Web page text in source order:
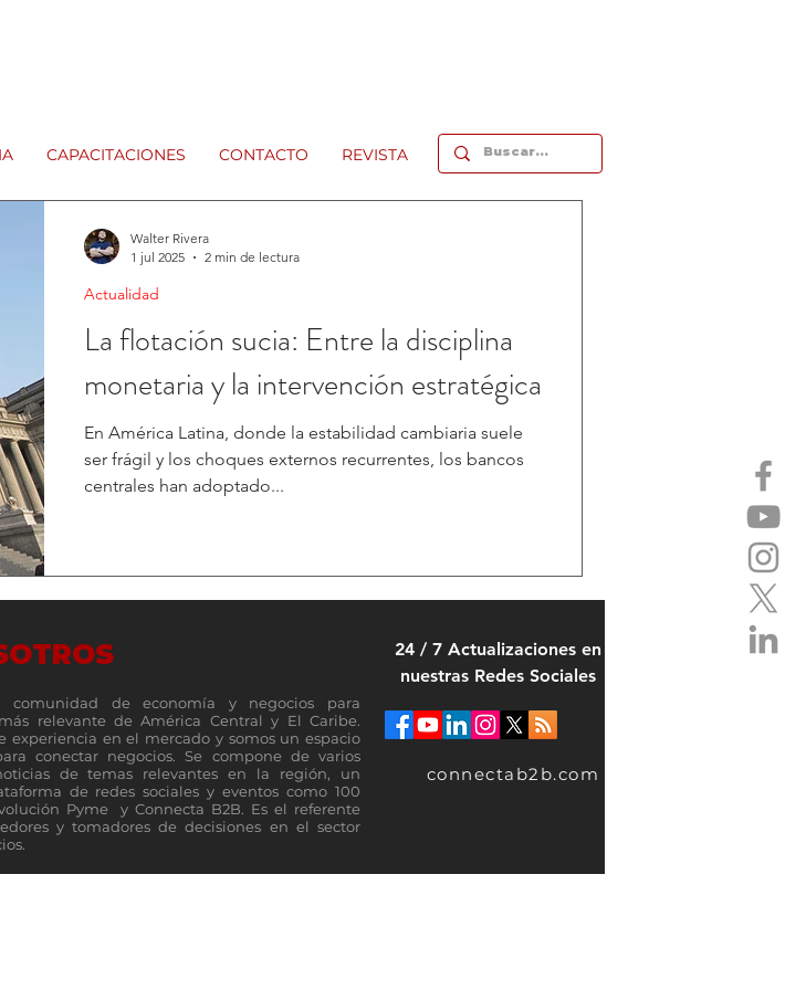
CAPACITACIONES CONTACTO REVISTA
La flotación sucia: Entre la disciplina
monetaria y la intervención estratégica
En América Latina, donde la estabilidad cambiaria suele
ser frágil y los choques externos recurrentes, los bancos
centrales han adoptado...
Actualidad
Walter Rivera
1 jul 2025
2 min de lectura
comunidad de economía y negocios para
relevante de América Central y El Caribe.
experiencia en el mercado y somos un espacio
conectar negocios. Se compone de varios
de temas relevantes en la región, un
de redes sociales y eventos como 100
Pyme y Connecta B2B. Es el referente
y tomadores de decisiones en el sector
24 / 7 Actualizaciones en
nuestras Redes Sociales
connectab2b.com